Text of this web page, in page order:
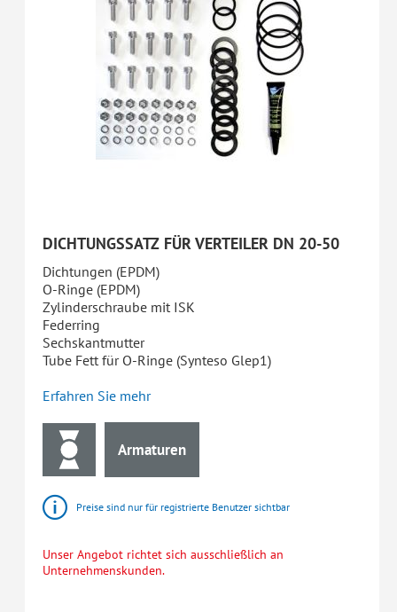
DICHTUNGSSATZ FÜR VERTEILER DN 20-50
Dichtungen (EPDM)
O-Ringe (EPDM)
Zylinderschraube mit ISK
Federring
Sechskantmutter
Tube Fett für O-Ringe (Synteso Glep1)
Erfahren Sie mehr
Armaturen
Preise sind nur für registrierte Benutzer sichtbar
Unser Angebot richtet sich ausschließlich an
Unternehmenskunden.